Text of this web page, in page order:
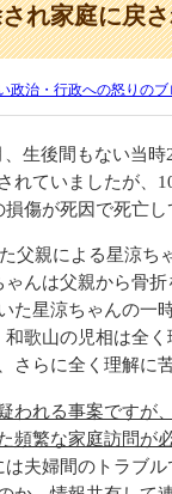
れ家庭に戻
政治・行政への怒りのブ
生後間もない当
れていましたが、
傷が死因で死亡
父親による星涼ち
んは父親から骨
た星涼ちゃんの一
歌山の児相は全
さらに全く理解に
われる事案ですが
頻繁な家庭訪問が
夫婦間のトラブ